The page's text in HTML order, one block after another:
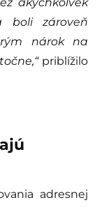
boli zároveň
nárok na
priblížilo
adresnej